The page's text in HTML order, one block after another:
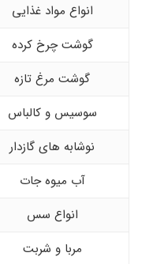
انواع مواد غذایی
گوشت چرخ کرده
گوشت مرغ تازه
سوسیس و کالباس
نوشابه های گازدار
آب میوه جات
انواع سس
مربا و شربت